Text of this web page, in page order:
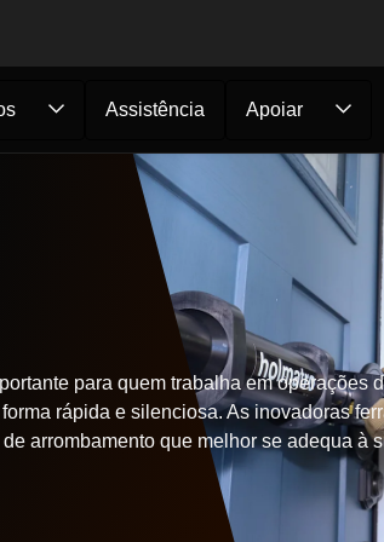
Assistência Apoiar
para quem trabalha em operações
rápida e silenciosa. As inovadoras
arrombamento que melhor se adequa à